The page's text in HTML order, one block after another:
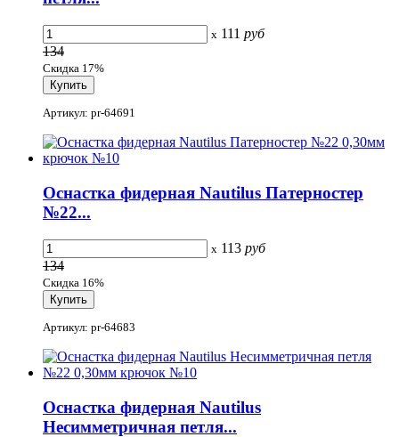
x 111 руб
134
Скидка 17%
Артикул: pr-64691
Оснастка фидерная Nautilus Патерностер
№22...
x 113 руб
134
Скидка 16%
Артикул: pr-64683
Оснастка фидерная Nautilus
Несимметричная петля...